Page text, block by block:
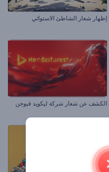
إظهار شعار الشاطئ الاستوائي
الكشف عن شعار شركة ليكويد فيوجن